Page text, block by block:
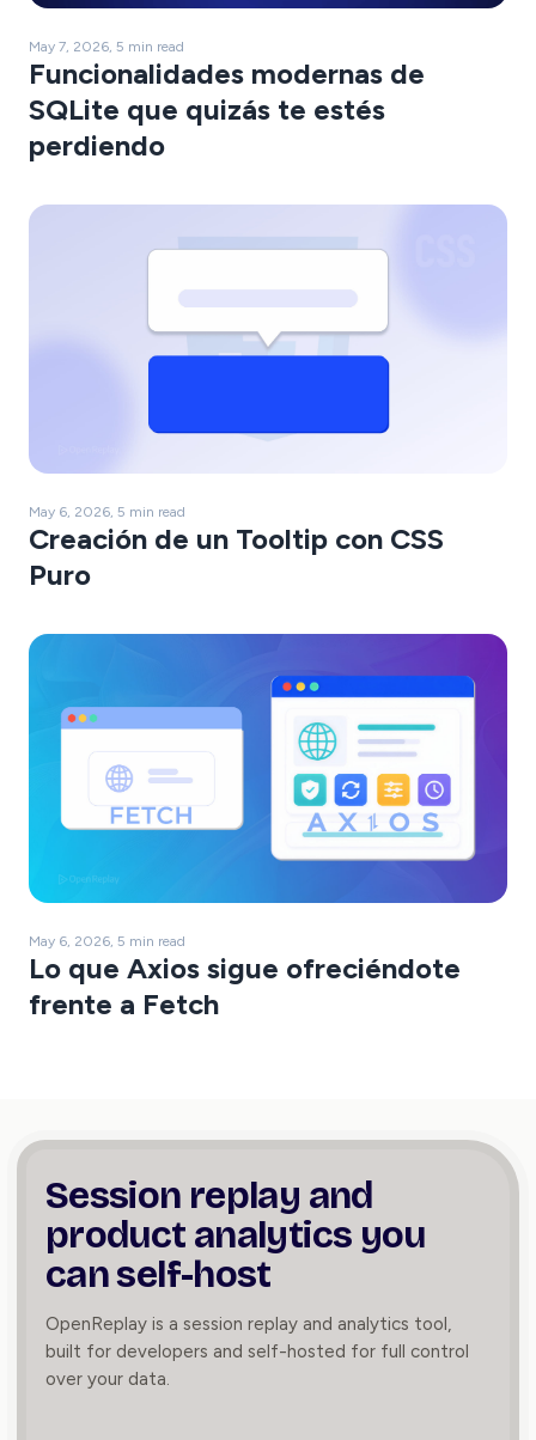
May 7, 2026, 5 min read
Funcionalidades modernas de
SQLite que quizás te estés
perdiendo
May 6, 2026, 5 min read
Creación de un Tooltip con CSS
Puro
May 6, 2026, 5 min read
Lo que Axios sigue ofreciéndote
frente a Fetch
Session replay and
product analytics you
can self-host
OpenReplay is a session replay and analytics tool,
built for developers and self-hosted for full control
over your data.